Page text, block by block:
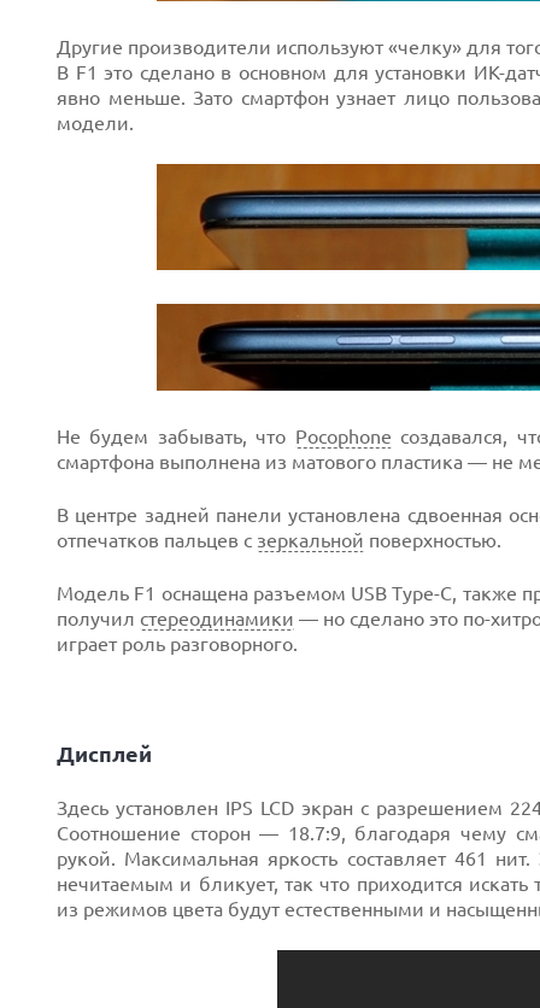
Другие производители используют «челку» для
В F1 это сделано в основном для установки ИК-
явно меньше. Зато смартфон узнает лицо
модели.
Не будем забывать, что Pocophone создавался,
смартфона выполнена из матового пластика — не
В центре задней панели установлена сдвоенная
отпечатков пальцев с зеркальной поверхностью.
Модель F1 оснащена разъемом USB Type-C, также
получил стереодинамики — но сделано это по-
играет роль разговорного.
Дисплей
Здесь установлен IPS LCD экран с разрешением
Соотношение сторон — 18.7:9, благодаря чему
рукой. Максимальная яркость составляет 461
нечитаемым и бликует, так что приходится искать
из режимов цвета будут естественными и